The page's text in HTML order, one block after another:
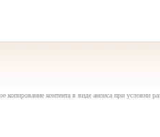
копирование контента в виде анонса при условии